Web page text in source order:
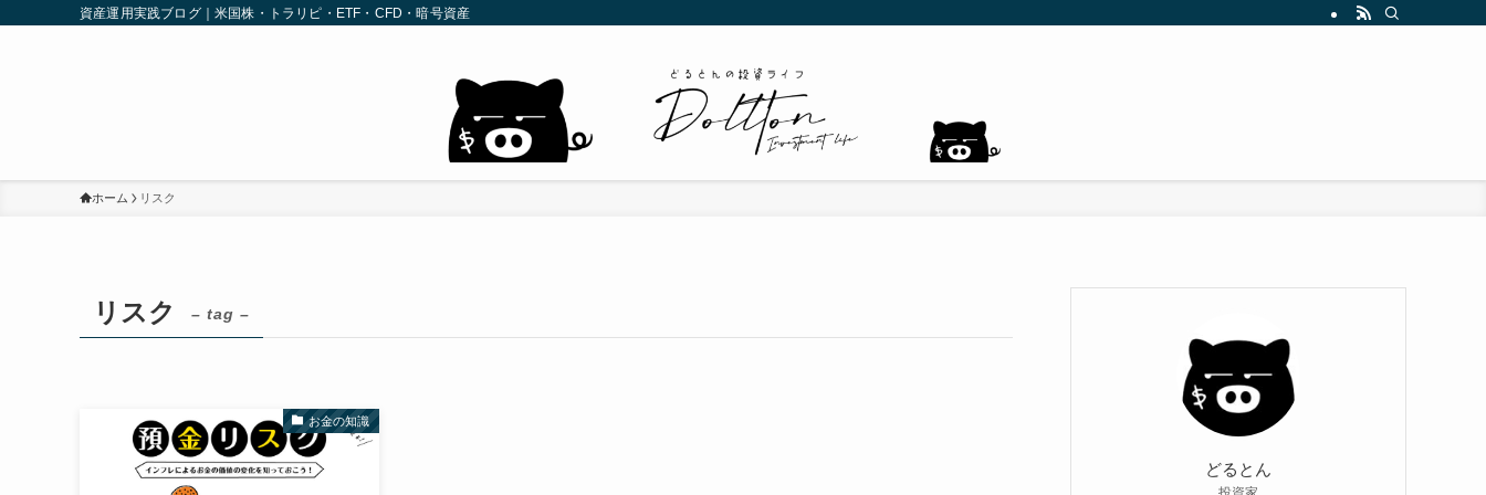
資産運用実践ブログ｜米国株・トラリピ・ETF・CFD・暗号資産
ホーム リスク
リスク – tag –
お金の知識
どるとん